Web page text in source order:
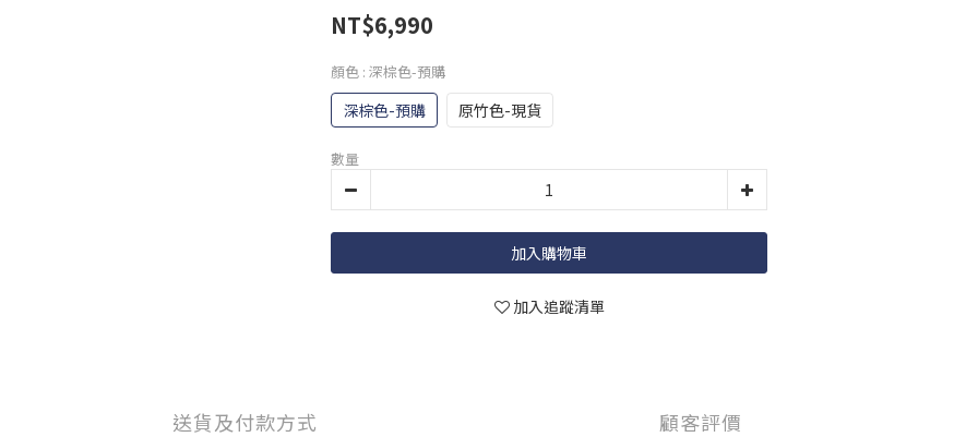
NT$6,990
顏色 : 深棕色-預購
深棕色-預購 原竹色-現貨
數量
加入購物車
加入追蹤清單
送貨及付款方式 顧客評價